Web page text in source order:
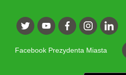
Facebook Prezydenta Miasta